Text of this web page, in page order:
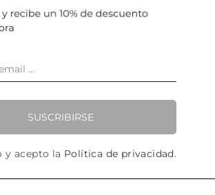
SUSCRIBIRSE
y acepto la Política de privacidad.